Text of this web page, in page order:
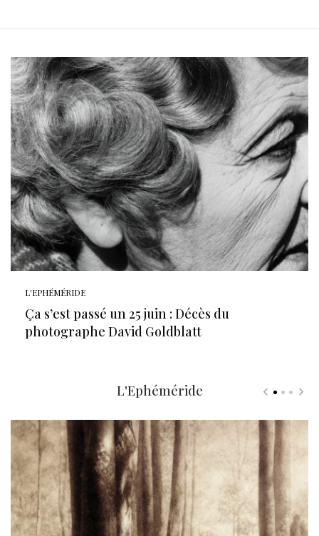
L'EPHÉMÉRIDE
Ça s’est passé un 25 juin : Décès du
photographe David Goldblatt
L'Ephéméride